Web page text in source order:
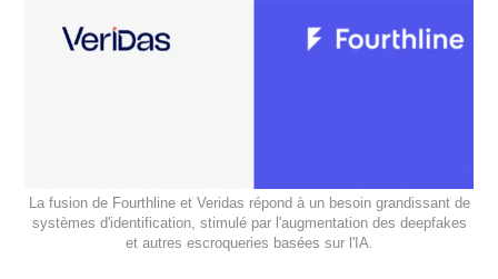
La fusion de Fourthline et Veridas répond à un besoin grandissant de
systèmes d'identification, stimulé par l'augmentation des deepfakes
et autres escroqueries basées sur l'IA.